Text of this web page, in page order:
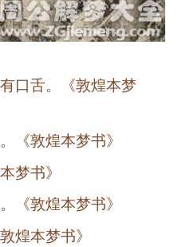
口舌。《敦煌本梦
《敦煌本梦书》
梦书》
《敦煌本梦书》
煌本梦书》